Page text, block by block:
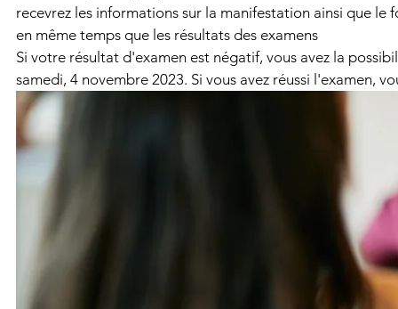
recevrez les informations sur la manifestation ainsi que
en même temps que les résultats des examens
Si votre résultat d'examen est négatif, vous avez la
samedi, 4 novembre 2023. Si vous avez réussi l'examen,